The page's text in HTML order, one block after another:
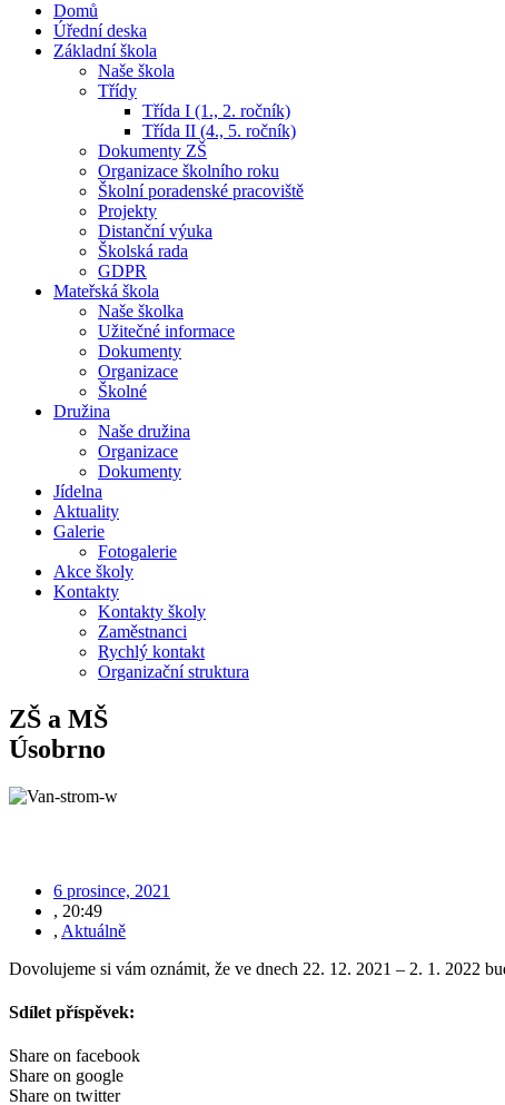
Domů
Úřední deska
Základní škola
Naše škola
Třídy
Třída I (1., 2. ročník)
Třída II (4., 5. ročník)
Dokumenty ZŠ
Organizace školního roku
Školní poradenské pracoviště
Projekty
Distanční výuka
Školská rada
GDPR
Mateřská škola
Naše školka
Užitečné informace
Dokumenty
Organizace
Školné
Družina
Naše družina
Organizace
Dokumenty
Jídelna
Aktuality
Galerie
Fotogalerie
Akce školy
Kontakty
Kontakty školy
Zaměstnanci
Rychlý kontakt
Organizační struktura
ZŠ a MŠ
Úsobrno
6 prosince, 2021
, 20:49
, Aktuálně
Dovolujeme si vám oznámit, že ve dnech 22. 12. 2021 – 2. 1. 2022
Sdílet příspěvek:
Share on facebook
Share on google
Share on twitter